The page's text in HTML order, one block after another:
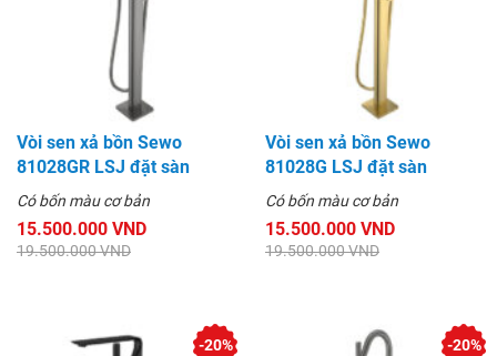
Vòi sen xả bồn Sewo
81028GR LSJ đặt sàn
Có bốn màu cơ bản
15.500.000 VND
19.500.000 VND
Vòi sen xả bồn Sewo
81028G LSJ đặt sàn
Có bốn màu cơ bản
15.500.000 VND
19.500.000 VND
-20% -20%